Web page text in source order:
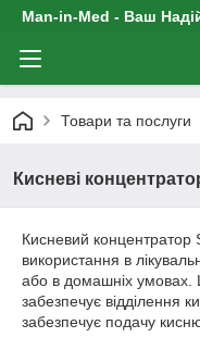
Man-in-Med - Ваш
Товари та послуги
Кисневі
Кисневий концентратор
використання в
або в домашніх умовах.
забезпечує відділення
забезпечує подачу кисню